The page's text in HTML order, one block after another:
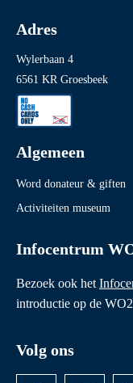
Adres
Wylerbaan 4
6561 KR Groesbeek
Algemeen
Word donateur & giften
Activiteiten museum
Infocentrum
Bezoek ook het
introductie op de
Volg ons